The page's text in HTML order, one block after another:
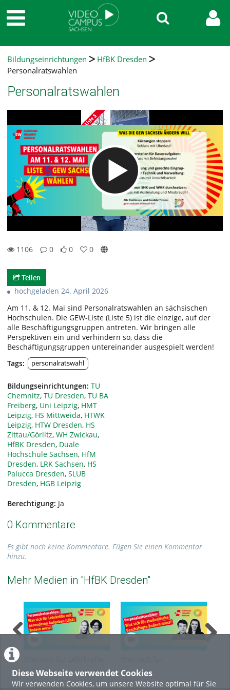
Diese Webseite verwendet Cookies
Wir verwenden Cookies, um unsere Website optimal für Sie
Bildungseinrichtungen
HfBK Dresden
Personalratswahlen
Personalratswahlen
1106
0
0
0
Teilen
hochgeladen 24. April 2026
Am 11. & 12. Mai sind Personalratswahlen an sächsischen
Hochschulen. Die GEW-Liste (Liste 5) ist die einzige, auf der
alle Beschäftigungsgruppen antreten. Wir bringen alle
Perspektiven ein und verhindern so, dass die
Beschäftigungsgruppen untereinander ausgespielt werden!
Tags:
personalratswahl
Bildungseinrichtungen: TU
Chemnitz, TU Dresden, TU BA
Freiberg, Uni Leipzig, HMT
Leipzig, HS Mittweida, HTWK
Leipzig, HTW Dresden, HS
Zittau/Görlitz, WH Zwickau,
HfBK Dresden, Duale
Hochschule Sachsen, HfM
Dresden, LRK Sachsen, HS
Palucca Dresden, SLUB
Dresden, HGB Leipzig
Berechtigung: Ja
0 Kommentare
Es gibt noch keine Kommentare. Fügen Sie einen Kommentar
hinzu.
Mehr Medien in "HfBK Dresden"
für besondere Aufgaben
(LfbA) ändern muss
studentische
Beschäftigte ändern